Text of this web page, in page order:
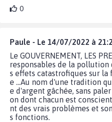
0
Paule - Le 14/07/2022 à
Le GOUVERNEMENT, LES
responsables de la
s effets catastrofiques sur la
e ...Au nom d'une tradition
e d'argent gâchée, sans
on dont chacun est
nt des vrais problèmes et
s fonctions.